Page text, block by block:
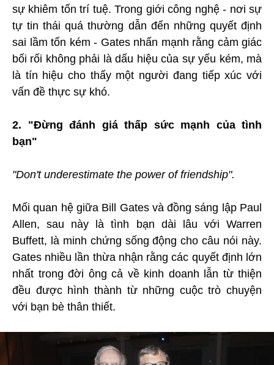
sự khiêm tốn trí tuệ. Trong giới công nghệ - nơi sự
tự tin thái quá thường dẫn đến những quyết định
sai lầm tốn kém - Gates nhấn mạnh rằng cảm giác
bối rối không phải là dấu hiệu của sự yếu kém, mà
là tín hiệu cho thấy một người đang tiếp xúc với
vấn đề thực sự khó.
2. "Đừng đánh giá thấp sức mạnh của tình
bạn"
"Don't underestimate the power of friendship".
Mối quan hệ giữa Bill Gates và đồng sáng lập Paul
Allen, sau này là tình bạn dài lâu với Warren
Buffett, là minh chứng sống động cho câu nói này.
Gates nhiều lần thừa nhận rằng các quyết định lớn
nhất trong đời ông cả về kinh doanh lẫn từ thiện
đều được hình thành từ những cuộc trò chuyện
với bạn bè thân thiết.